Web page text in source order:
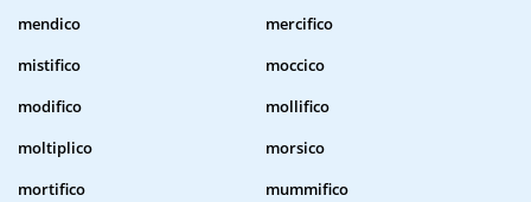
mendico
mercifico
mistifico
moccico
modifico
mollifico
moltiplico
morsico
mortifico
mummifico